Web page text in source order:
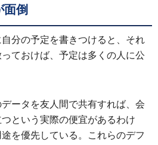
面倒
分の予定を書きつけると、それ
ておけば、予定は多くの人に公
ータを友人間で共有すれば、会
という実際の便宜があるわけ
を優先している。これらのデフ